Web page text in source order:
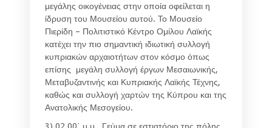
μεγάλης οικογένειας στην οποία οφείλεται η
ίδρυση του Μουσείου αυτού. Το Μουσείο
Πιερίδη – Πολιτιστικό Κέντρο Ομίλου Λαϊκής
κατέχει την πιο σημαντική ιδιωτική συλλογή
κυπριακών αρχαιοτήτων στον κόσμο όπως
επίσης μεγάλη συλλογή έργων Μεσαιωνικής,
Μεταβυζαντινής και Κυπριακής Λαϊκής Τέχνης,
καθώς και συλλογή χαρτών της Κύπρου και της
Ανατολικής Μεσογείου.